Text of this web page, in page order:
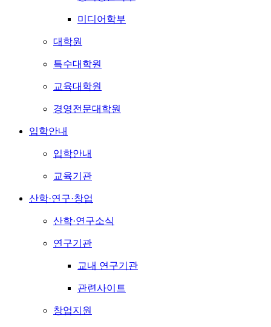
미디어학부
대학원
특수대학원
교육대학원
경영전문대학원
입학안내
입학안내
교육기관
산학·연구·창업
산학·연구소식
연구기관
교내 연구기관
관련사이트
창업지원